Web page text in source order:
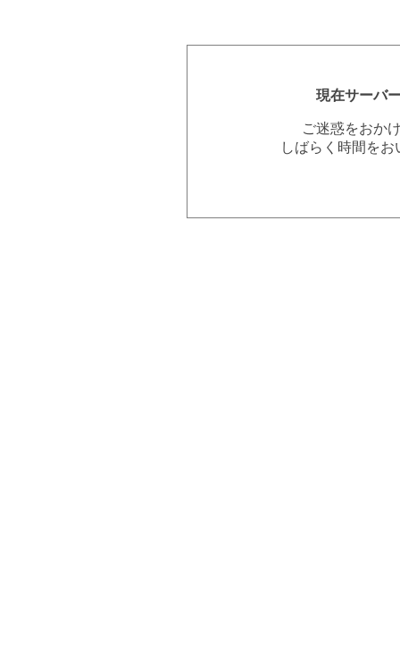
現在サーバ
ご迷惑をおか
しばらく時間を